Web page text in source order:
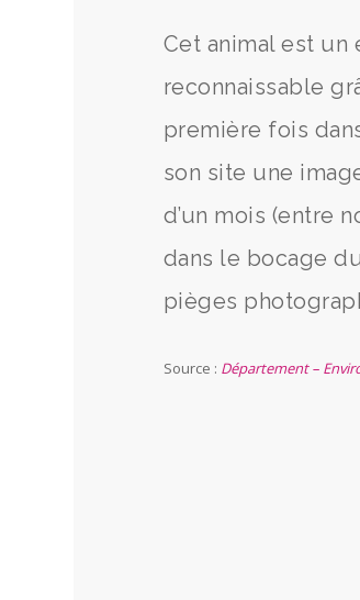
Cet animal est
reconnaissable
première fois
son site une
d’un mois (entre
dans le bocage
pièges
Source : Département –